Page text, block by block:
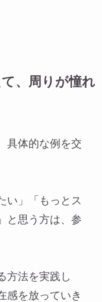
、周りが憧れ
具体的な例を交
い」「もっとス
と思う方は、参
方法を実践し
感を放っていき